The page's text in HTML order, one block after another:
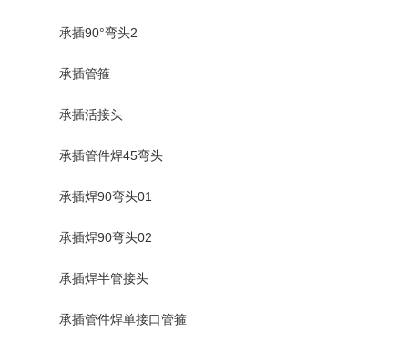
承插90°弯头2
承插管箍
承插活接头
承插管件焊45弯头
承插焊90弯头01
承插焊90弯头02
承插焊半管接头
承插管件焊单接口管箍